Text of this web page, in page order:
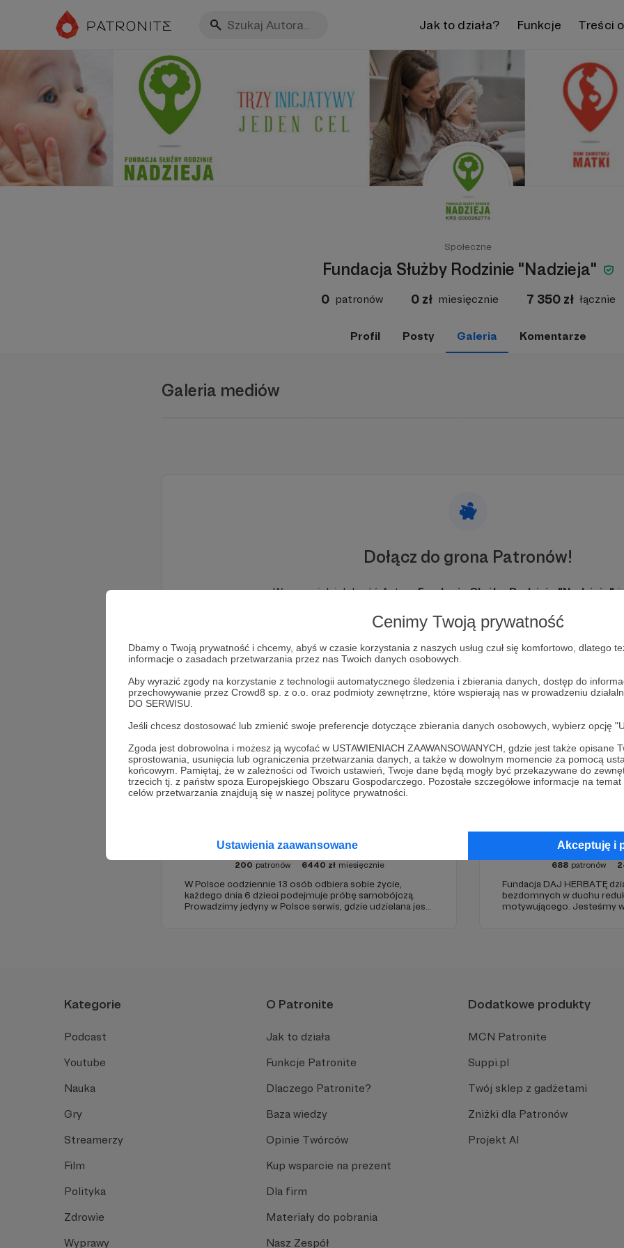
Cenimy Twoją prywatność
Dbamy o Twoją prywatność i chcemy, abyś w czasie korzystania z naszych usług czuł się komfortowo, dlatego
informacje o zasadach przetwarzania przez nas Twoich danych osobowych.
Aby wyrazić zgody na korzystanie z technologii automatycznego śledzenia i zbierania danych, dostęp do
przechowywanie przez Crowd8 sp. z o.o. oraz podmioty zewnętrzne, które wspierają nas w prowadzeniu
DO SERWISU.
Jeśli chcesz dostosować lub zmienić swoje preferencje dotyczące zbierania danych osobowych, wybierz opcję
Zgoda jest dobrowolna i możesz ją wycofać w USTAWIENIACH ZAAWANSOWANYCH, gdzie jest także opisane
sprostowania, usunięcia lub ograniczenia przetwarzania danych, a także w dowolnym momencie za pomocą
końcowym. Pamiętaj, że w zależności od Twoich ustawień, Twoje dane będą mogły być przekazywane do
trzecich tj. z państw spoza Europejskiego Obszaru Gospodarczego. Pozostałe szczegółowe informacje na
celów przetwarzania znajdują się w naszej polityce prywatności.
Ustawienia zaawansowane Akceptuję i
Jak to działa? Funkcje Treści
Społeczne
Fundacja Służby Rodzinie "Nadzieja"
0 patronów 0 zł miesięcznie 7 350 zł łącznie
Profil Posty Galeria Komentarze
Galeria mediów
Dołącz do grona Patronów!
Wesprzyj działalność AutoraFundacja Służby Rodzinie "Nadzieja"
Zostań Patronem
Promowani autorzy
życie warte jest rozmowy
200 patronów 6440 zł miesięcznie
W Polsce codziennie 13 osób odbiera sobie życie,
każdego dnia 6 dzieci podejmuje próbę samobójczą.
Prowadzimy jedyny w Polsce serwis, gdzie udzielana jest
Fundacja
688 patronów
Fundacja DAJ HERBATĘ
bezdomnych w duchu
motywującego. Jesteśmy
Kategorie
Podcast
Youtube
Nauka
Gry
Streamerzy
Film
Polityka
Zdrowie
Wyprawy
O Patronite
Jak to działa
Funkcje Patronite
Dlaczego Patronite?
Baza wiedzy
Opinie Twórców
Kup wsparcie na prezent
Dla firm
Materiały do pobrania
Nasz Zespół
Dodatkowe produkty
MCN Patronite
Suppi.pl
Twój sklep z gadżetami
Zniżki dla Patronów
Projekt AI